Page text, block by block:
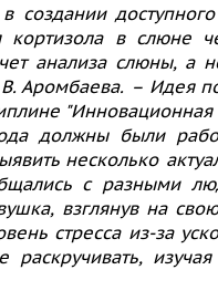
создании
кортизола в слюне
анализа слюны, а
Аромбаева. – Идея
должны были
несколько
с разными
взглянув на
стресса из-за
раскручивать,